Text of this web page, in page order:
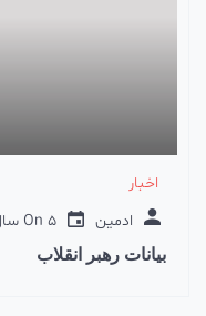
اخبار
ادمین
On 5 سال Ago
بیانات رهبر انقلاب